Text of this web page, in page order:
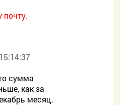
сумма
как за
месяц.